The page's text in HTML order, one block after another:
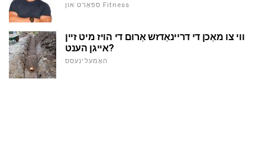
ספּאָרט און Fitness
ווי צו מאַכן די דריינאַדזש אַרום די הויז מיט זיין
אייגן הענט?
האָמעלינעסס